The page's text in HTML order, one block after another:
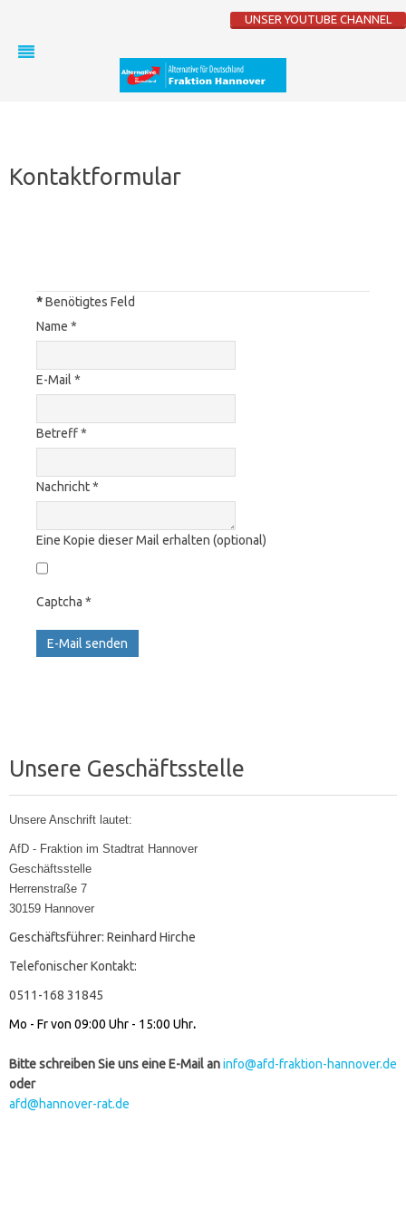
UNSER YOUTUBE CHANNEL
Kontaktformular
*Benötigtes Feld
Name *
E-Mail *
Betreff*
Nachricht*
Eine Kopie dieser Mail erhalten (optional)
Captcha *
E-Mail senden
Unsere Geschäftsstelle
Unsere Anschrift lautet:
AfD - Fraktion im Stadtrat Hannover
Geschäftsstelle
Herrenstraße 7
30159 Hannover
Geschäftsführer: Reinhard Hirche
Telefonischer Kontakt:
0511-168 31845
Mo - Fr von 09:00 Uhr - 15:00 Uhr.
Bitte schreiben Sie uns eine E-Mail aninfo@afd-fraktion-hannover.de
oder
afd@hannover-rat.de